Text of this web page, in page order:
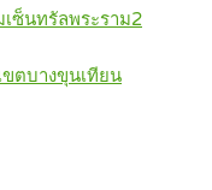
ซ็นทรัลพระราม2
ตบางขุนเทียน